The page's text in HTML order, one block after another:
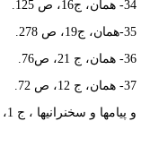
34- همان، ج‏16، ص 125.
35-همان، ج‏19، ص 278.
36- همان، ج 21، ص‏76.
37- همان، ج 12، ص 72.
و پيامها و سخنرانيها ، ج 1، ص 68.